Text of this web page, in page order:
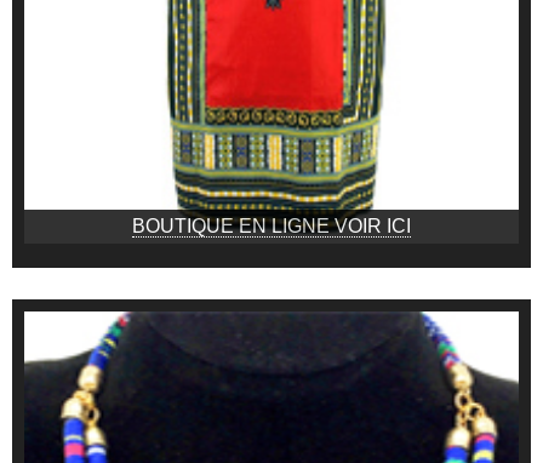
BOUTIQUE EN LIGNE VOIR ICI